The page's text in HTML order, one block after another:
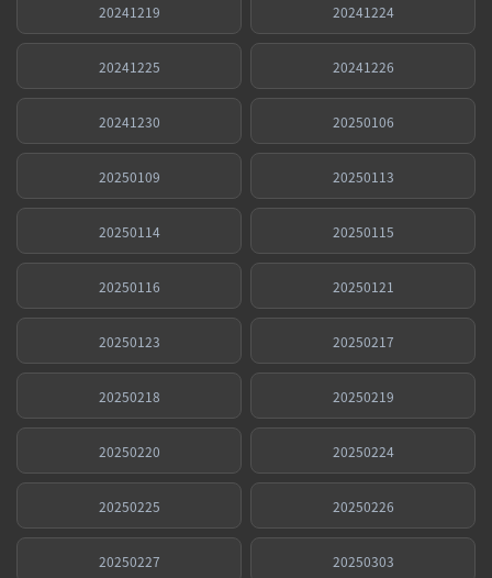
20241219 20241224
20241225 20241226
20241230 20250106
20250109 20250113
20250114 20250115
20250116 20250121
20250123 20250217
20250218 20250219
20250220 20250224
20250225 20250226
20250227 20250303